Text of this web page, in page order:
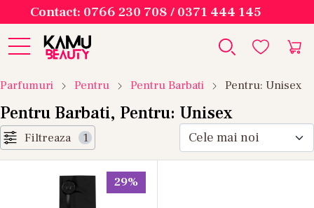
Contact: 0766 230 708 / 0371 444 145
Parfumuri Pentru Pentru Barbati Pentru: Unisex
Pentru Barbati, Pentru: Unisex
Filtreaza 1
29%